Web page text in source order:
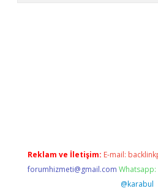
Reklam ve İletişim: E-mail:
forumhizmeti@gmail.com Whatsapp:
@karabul